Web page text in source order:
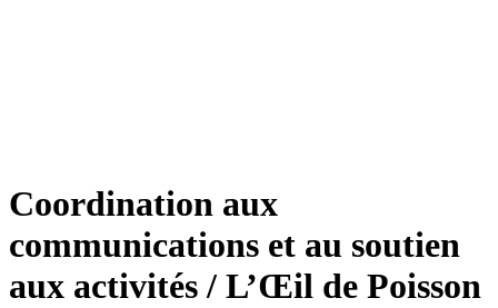
Coordination aux
communications et au soutien
aux activités / L’Œil de Poisson